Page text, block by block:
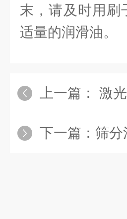
末，请及时用刷
适量的润滑油。
上一篇： 激
下一篇： 筛分